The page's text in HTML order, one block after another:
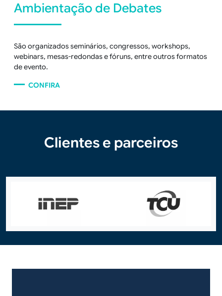
Ambientação de Debates
São organizados seminários, congressos, workshops,
webinars, mesas-redondas e fóruns, entre outros formatos
de evento.
CONFIRA
Clientes e parceiros